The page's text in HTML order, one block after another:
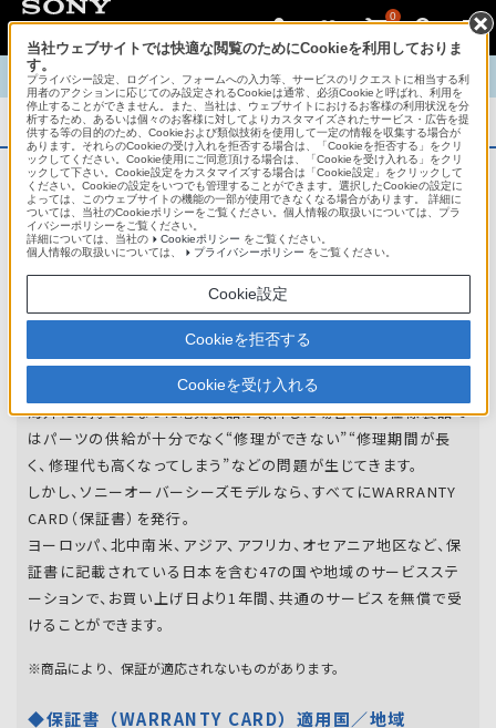
0
TOP 商品概要 商品情報 English 中文
商品概要
アフターサービス
オーバーシーズモデルは、いろいろな国
地域で共通の保証を実施しています。
世界47の国や地域で共通の保証サービスを実施し
ています。
海外にお持ちになった電気製品が故障した場合、国内仕様製品で
はパーツの供給が十分でなく“修理ができない”“修理期間が長
く、修理代も高くなってしまう”などの問題が生じてきます。
しかし、ソニーオーバーシーズモデルなら、すべてにWARRANTY
CARD（保証書）を発行。
ヨーロッパ、北中南米、アジア、アフリカ、オセアニア地区など、保
証書に記載されている日本を含む47の国や地域のサービスステ
ーションで、お買い上げ日より1年間、共通のサービスを無償で受
けることができます。
※商品により、保証が適応されないものがあります。
◆保証書（WARRANTY CARD）適用国／地域
当社ウェブサイトでは快適な閲覧のためにCookieを利用しておりま
す。
プライバシー設定、ログイン、フォームへの入力等、サービスのリクエストに相当する利
用者のアクションに応じてのみ設定されるCookieは通常、必須Cookieと呼ばれ、利用を
停止することができません。また、当社は、ウェブサイトにおけるお客様の利用状況を分
析するため、あるいは個々のお客様に対してよりカスタマイズされたサービス・広告を提
供する等の目的のため、Cookieおよび類似技術を使用して一定の情報を収集する場合が
あります。それらのCookieの受け入れを拒否する場合は、「Cookieを拒否する」をクリ
ックしてください。Cookie使用にご同意頂ける場合は、「Cookieを受け入れる」をクリ
ックして下さい。Cookie設定をカスタマイズする場合は「Cookie設定」をクリックして
ください。Cookieの設定をいつでも管理することができます。選択したCookieの設定に
よっては、このウェブサイトの機能の一部が使用できなくなる場合があります。 詳細に
ついては、当社のCookieポリシーをご覧ください。個人情報の取扱いについては、プラ
イバシーポリシーをご覧ください。
詳細については、当社の
Cookieポリシー をご覧ください。
個人情報の取扱いについては、
プライバシーポリシー をご覧ください。
Cookie設定
Cookieを拒否する
Cookieを受け入れる